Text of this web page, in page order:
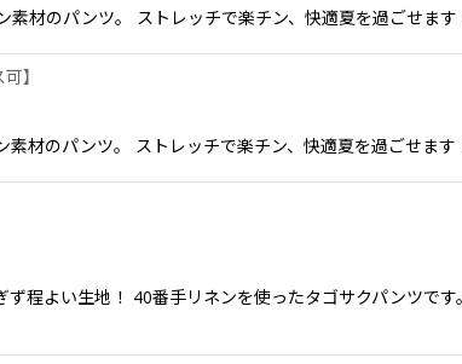
素材のパンツ。 ストレッチで楽チン、快適夏を過ごせ
】
素材のパンツ。 ストレッチで楽チン、快適夏を過ごせ
程よい生地！ 40番手リネンを使ったタゴサクパンツで